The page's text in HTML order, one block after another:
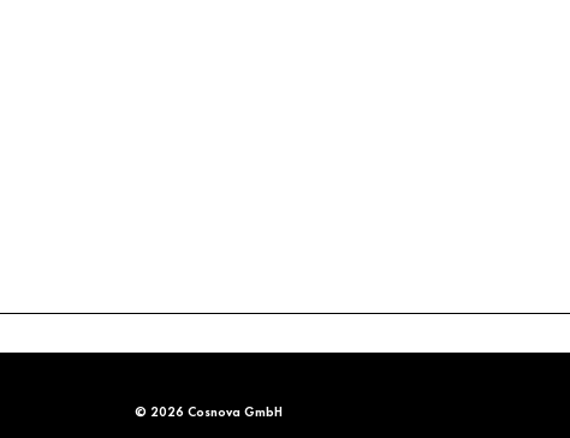
© 2026 Cosnova GmbH